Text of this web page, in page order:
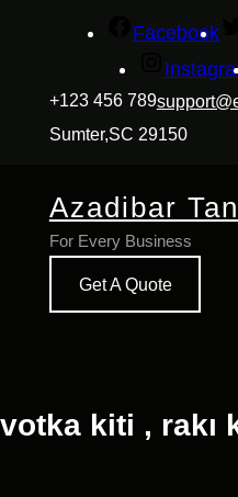
Facebook
+123 456 789
Sumter,SC 29150
Azadibar
For Every Business
Get A Quote
votka kiti , rakı